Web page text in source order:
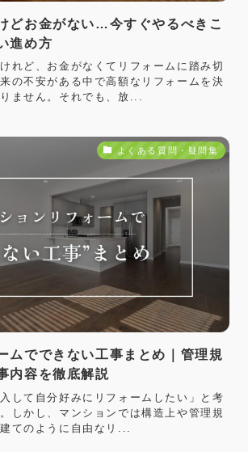
どお金がない…今すぐやるべきこ
進め方
れど、お金がなくてリフォームに踏み切
の不安がある中で高額なリフォームを決
ません。それでも、放...
よくある質問・疑問集
ムでできない工事まとめ｜管理規
内容を徹底解説
して自分好みにリフォームしたい」と考
しかし、マンションでは構造上や管理規
てのように自由なリ...